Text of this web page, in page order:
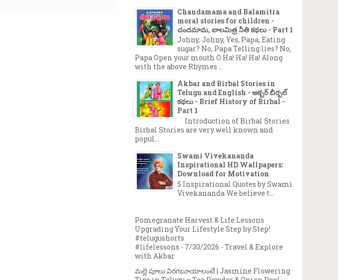
Chandamama and Balamitra
moral stories for children -
చందమామ, బాలమిత్ర నీతి కథలు - Part 1
Johny, Johny, Yes, Papa, Eating
sugar? No, Papa Telling lies? No,
Papa Open your mouth O Ha! Ha! Ha! Along
with the above Rhymes ...
Akbar and Birbal Stories in
Telugu and English - అక్బర్ బీర్బల్
కథలు - Brief History of Birbal -
Part 1
Introduction of Birbal Stories
Birbal Stories are very well known and
popul...
Swami Vivekananda
Inspirational HD Wallpapers:
Download for Motivation
5 Inspirational Quotes by Swami
Vivekananda We believe t...
Pomegranate Harvest & Life Lessons
Upgrading Your Lifestyle Step by Step!
#telugushorts
#lifelessons - 7/30/2026 - Travel & Explore
with Akbar
మల్లె పూలు విరగబూయాలంటే | Jasmine Flowering